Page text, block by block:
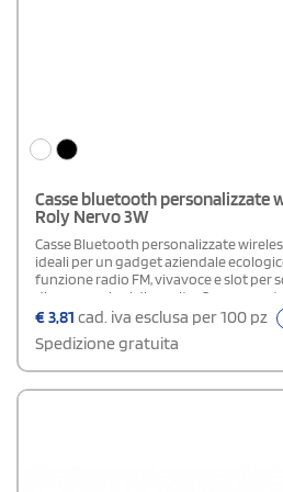
Casse bluetooth personalizzate
Roly Nervo 3W
Casse Bluetooth personalizzate
ideali per un gadget aziendale
funzione radio FM, vivavoce e slot per
diverse opzioni di ascolto. Con una
suono chiaro e potente. La batteria
un'ottima autonomia per un uso
confezione un cavo per la ricarica.
ecologico, rappresentano una scelta
promozione del brand.
€3,81 cad. iva esclusa per 100 pz
Spedizione gratuita